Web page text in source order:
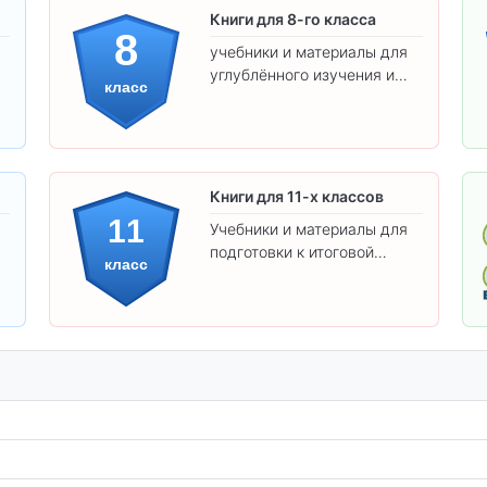
8
класс
Книги для 8-го класса
учебники и материалы для
углублённого изучения и
11
класс
Книги для 11-х классов
Учебники и материалы для
подготовки к итоговой